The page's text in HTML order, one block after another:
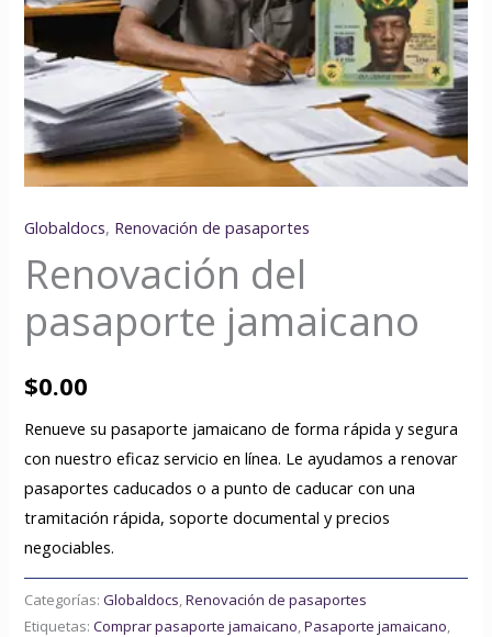
Globaldocs, Renovación de pasaportes
Renovación del
pasaporte jamaicano
$0.00
Renueve su pasaporte jamaicano de forma rápida y segura
con nuestro eficaz servicio en línea. Le ayudamos a renovar
pasaportes caducados o a punto de caducar con una
tramitación rápida, soporte documental y precios
negociables.
Categorías:Globaldocs,Renovación de pasaportes
Etiquetas:Comprar pasaporte jamaicano,Pasaporte jamaicano,